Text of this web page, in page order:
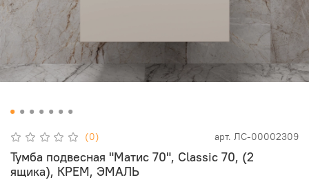
(0) арт. ЛС-00002309
Тумба подвесная "Матис 70", Classic 70, (2
ящика), КРЕМ, ЭМАЛЬ